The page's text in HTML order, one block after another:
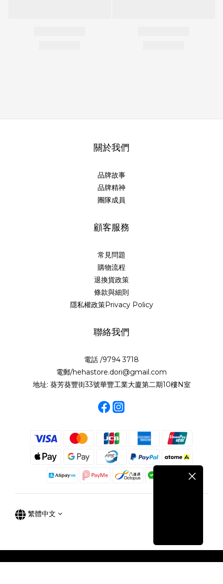
關於我們
品牌故事
品牌精神
團隊成員
顧客服務
常見問題
購物流程
退換貨政策
條款與細則
隱私權政策Privacy Policy
聯絡我們
電話 /9794 3718
電郵/hehastore.dori@gmail.com
地址: 葵芳葵豐街33號華豐工業大廈第二期10樓N室
繁體中文